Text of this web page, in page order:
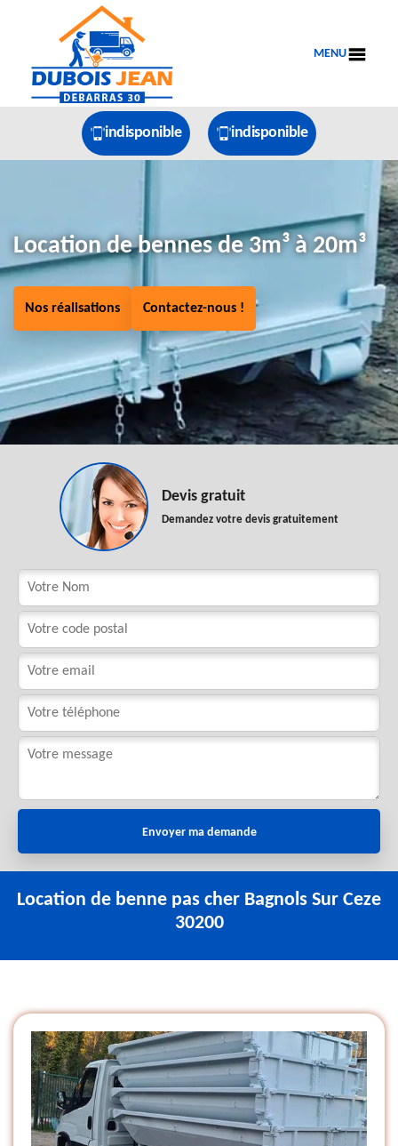
MENU
indisponible indisponible
Location de bennes de 3m³ à 20m³
Nos réalisations Contactez-nous !
Devis gratuit
Demandez votre devis gratuitement
Location de benne pas cher Bagnols Sur Ceze
30200